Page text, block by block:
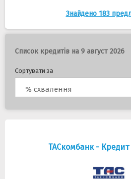
Знайдено 183
Список кредитів на 9 август 2026
Сортувати за
% схвалення
ТАСкомбанк - Кредит